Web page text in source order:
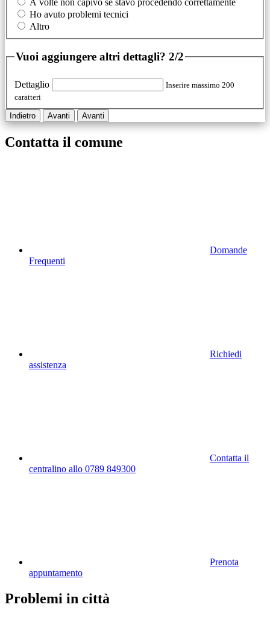
Ho avuto problemi tecnici
Altro
Vuoi aggiungere altri dettagli? 2/2
Dettaglio
Inserire massimo 200
caratteri
Indietro Avanti Avanti
Contatta il comune
Domande
Frequenti
Richiedi
assistenza
Contatta il
centralino allo 0789 849300
Prenota
appuntamento
Problemi in città